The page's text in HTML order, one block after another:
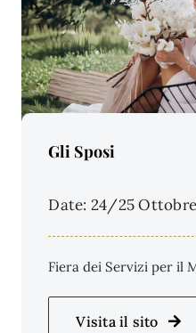
Gli Sposi
Date: 24/25
Fiera dei Servizi per il
Visita il sito